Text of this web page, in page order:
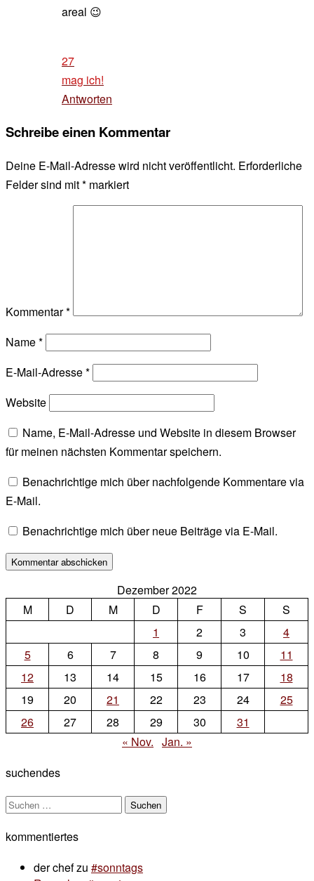
areal 😉
27
mag ich!
Antworten
Schreibe einen Kommentar
Deine E-Mail-Adresse wird nicht veröffentlicht. Erforderliche
Felder sind mit* markiert
Kommentar*
Name*
E-Mail-Adresse*
Website
Name, E-Mail-Adresse und Website in diesem Browser
für meinen nächsten Kommentar speichern.
Benachrichtige mich über nachfolgende Kommentare via
E-Mail.
Benachrichtige mich über neue Beiträge via E-Mail.
Dezember 2022
M
D M D F S
S
1
2 3
4
5
6 7 8 9 10
11
12
13 14 15 16 17
18
19
20 21 22 23 24
25
26
27 28 29 30
31
« Nov. Jan. »
suchendes
Suchen
kommentiertes
der chefzu #sonntags